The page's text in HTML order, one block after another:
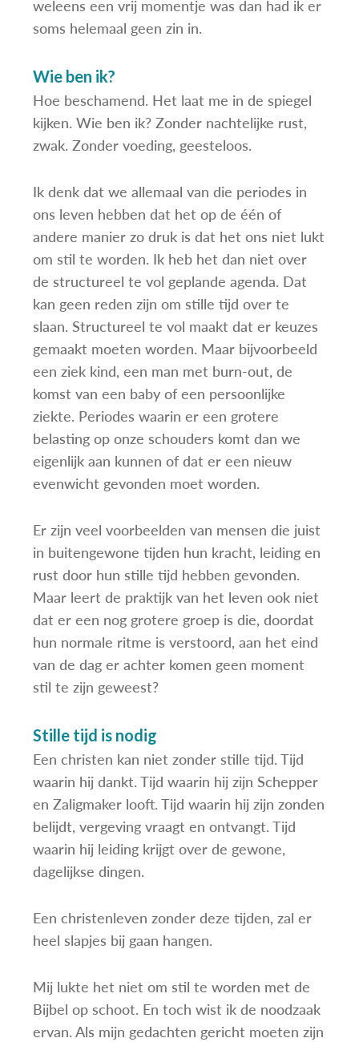
weleens een vrij momentje was dan had ik er
soms helemaal geen zin in.
Wie ben ik?
Hoe beschamend. Het laat me in de spiegel
kijken. Wie ben ik? Zonder nachtelijke rust,
zwak. Zonder voeding, geesteloos.
Ik denk dat we allemaal van die periodes in
ons leven hebben dat het op de één of
andere manier zo druk is dat het ons niet lukt
om stil te worden. Ik heb het dan niet over
de structureel te vol geplande agenda. Dat
kan geen reden zijn om stille tijd over te
slaan. Structureel te vol maakt dat er keuzes
gemaakt moeten worden. Maar bijvoorbeeld
een ziek kind, een man met burn-out, de
komst van een baby of een persoonlijke
ziekte. Periodes waarin er een grotere
belasting op onze schouders komt dan we
eigenlijk aan kunnen of dat er een nieuw
evenwicht gevonden moet worden.
Er zijn veel voorbeelden van mensen die juist
in buitengewone tijden hun kracht, leiding en
rust door hun stille tijd hebben gevonden.
Maar leert de praktijk van het leven ook niet
dat er een nog grotere groep is die, doordat
hun normale ritme is verstoord, aan het eind
van de dag er achter komen geen moment
stil te zijn geweest?
Stille tijd is nodig
Een christen kan niet zonder stille tijd. Tijd
waarin hij dankt. Tijd waarin hij zijn Schepper
en Zaligmaker looft. Tijd waarin hij zijn zonden
belijdt, vergeving vraagt en ontvangt. Tijd
waarin hij leiding krijgt over de gewone,
dagelijkse dingen.
Een christenleven zonder deze tijden, zal er
heel slapjes bij gaan hangen.
Mij lukte het niet om stil te worden met de
Bijbel op schoot. En toch wist ik de noodzaak
ervan. Als mijn gedachten gericht moeten zijn